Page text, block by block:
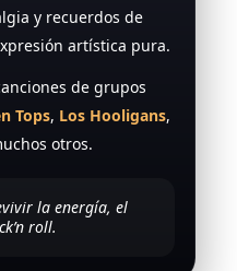
y recuerdos de
artística pura.
de grupos
Tops, Los Hooligans,
otros.
la energía, el
roll.